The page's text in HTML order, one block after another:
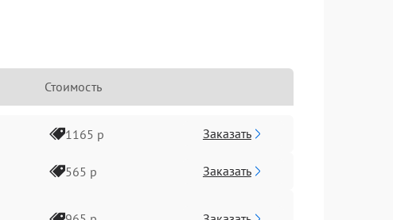
Стоимость
1165 р Заказать
565 р Заказать